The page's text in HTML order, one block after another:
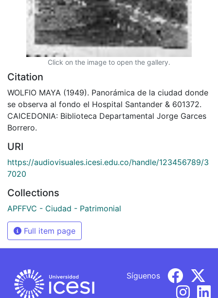
Click on the image to open the gallery.
Citation
WOLFIO MAYA (1949). Panorámica de la ciudad donde
se observa al fondo el Hospital Santander & 601372.
CAICEDONIA: Biblioteca Departamental Jorge Garces
Borrero.
URI
https://audiovisuales.icesi.edu.co/handle/123456789/3
7020
Collections
APFFVC - Ciudad - Patrimonial
Full item page
Síguenos